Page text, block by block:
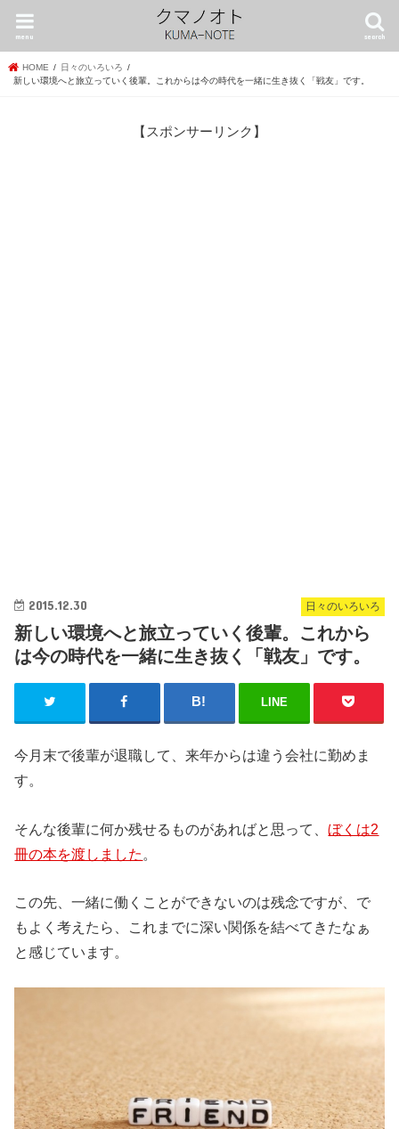
search
menu
HOME
日々のいろいろ
新しい環境へと旅立っていく後輩。これからは今の時代を一緒に生き抜く「戦友」です。
【スポンサーリンク】
日々のいろいろ
2015.12.30
新しい環境へと旅立っていく後輩。これから
は今の時代を一緒に生き抜く「戦友」です。
LINE
今月末で後輩が退職して、来年からは違う会社に勤めま
す。
そんな後輩に何か残せるものがあればと思って、ぼくは2
冊の本を渡しました 。
この先、一緒に働くことができないのは残念ですが、で
もよく考えたら、これまでに深い関係を結べてきたなぁ
と感じています。